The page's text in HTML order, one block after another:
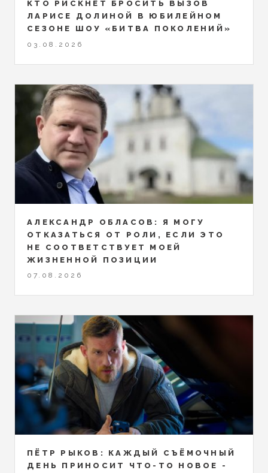
КТО РИСКНЁТ БРОСИТЬ ВЫЗОВ
ЛАРИСЕ ДОЛИНОЙ В ЮБИЛЕЙНОМ
СЕЗОНЕ ШОУ «БИТВА ПОКОЛЕНИЙ»
03.08.2026
АЛЕКСАНДР ОБЛАСОВ: Я МОГУ
ОТКАЗАТЬСЯ ОТ РОЛИ, ЕСЛИ ЭТО
НЕ СООТВЕТСТВУЕТ МОЕЙ
ЖИЗНЕННОЙ ПОЗИЦИИ
07.08.2026
ПЁТР РЫКОВ: КАЖДЫЙ СЪЁМОЧНЫЙ
ДЕНЬ ПРИНОСИТ ЧТО-ТО НОВОЕ -